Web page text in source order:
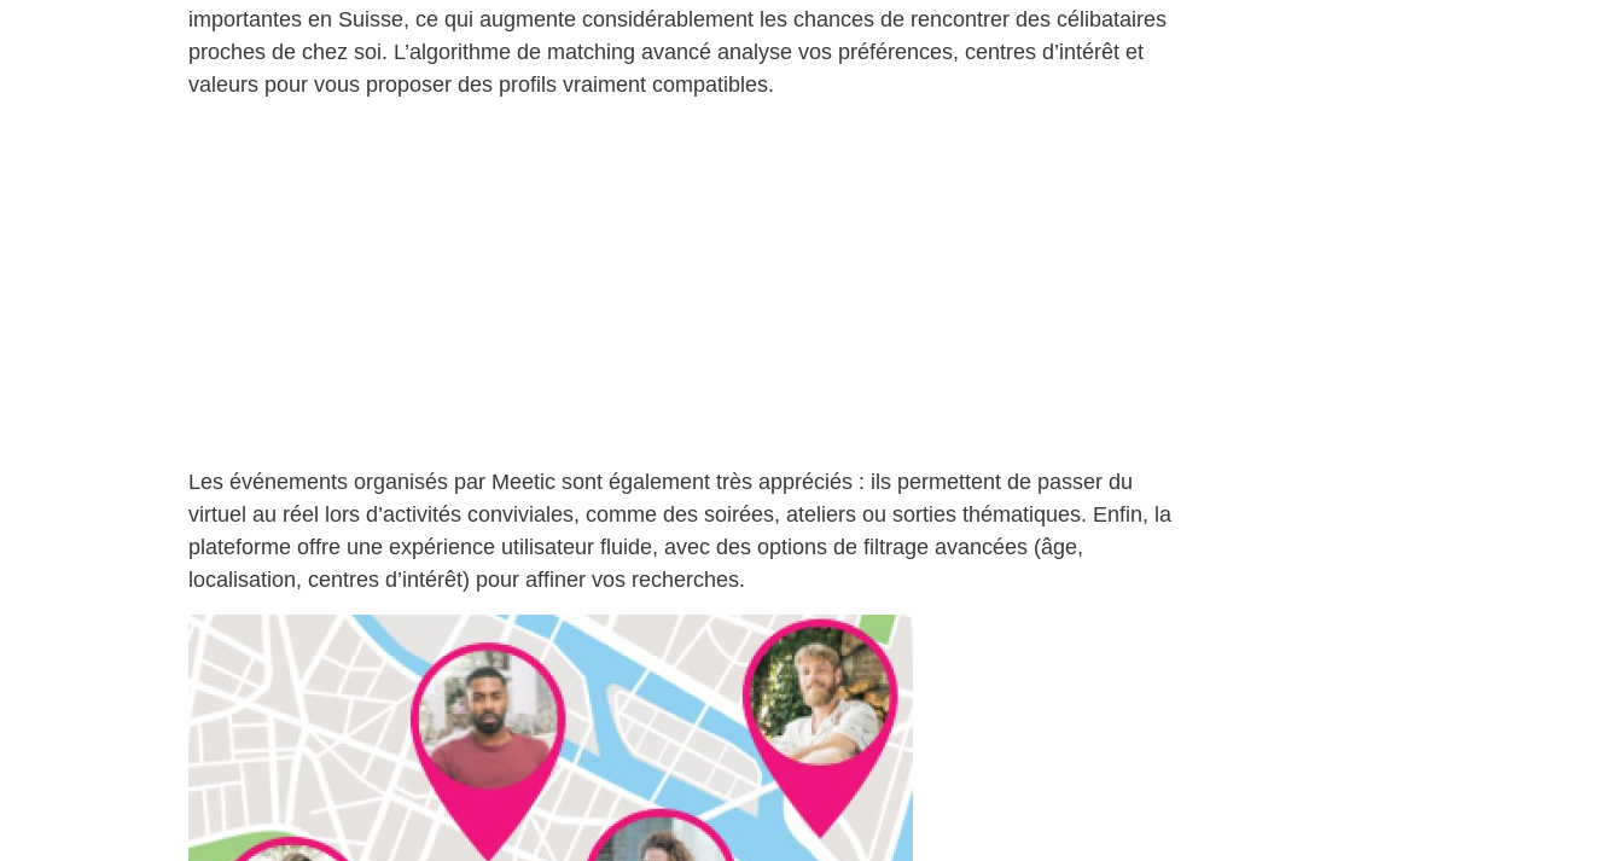
importantes en Suisse, ce qui augmente considérablement les chances de rencontrer des célibataires
proches de chez soi. L’algorithme de matching avancé analyse vos préférences, centres d’intérêt et
valeurs pour vous proposer des profils vraiment compatibles.
Les événements organisés par Meetic sont également très appréciés : ils permettent de passer du
virtuel au réel lors d’activités conviviales, comme des soirées, ateliers ou sorties thématiques. Enfin, la
plateforme offre une expérience utilisateur fluide, avec des options de filtrage avancées (âge,
localisation, centres d’intérêt) pour affiner vos recherches.